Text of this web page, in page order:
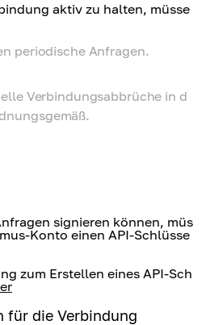
aktiv zu halten, müsse
periodische Anfragen.
Verbindungsabbrüche in d
signieren können, müs
Konto einen API-Schlüsse
zum Erstellen eines API-Sch
für die Verbindung